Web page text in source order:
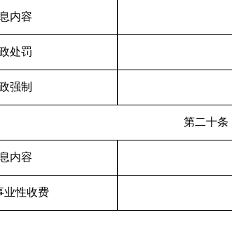
内容
处罚
强制
第二十条
内容
业性收费